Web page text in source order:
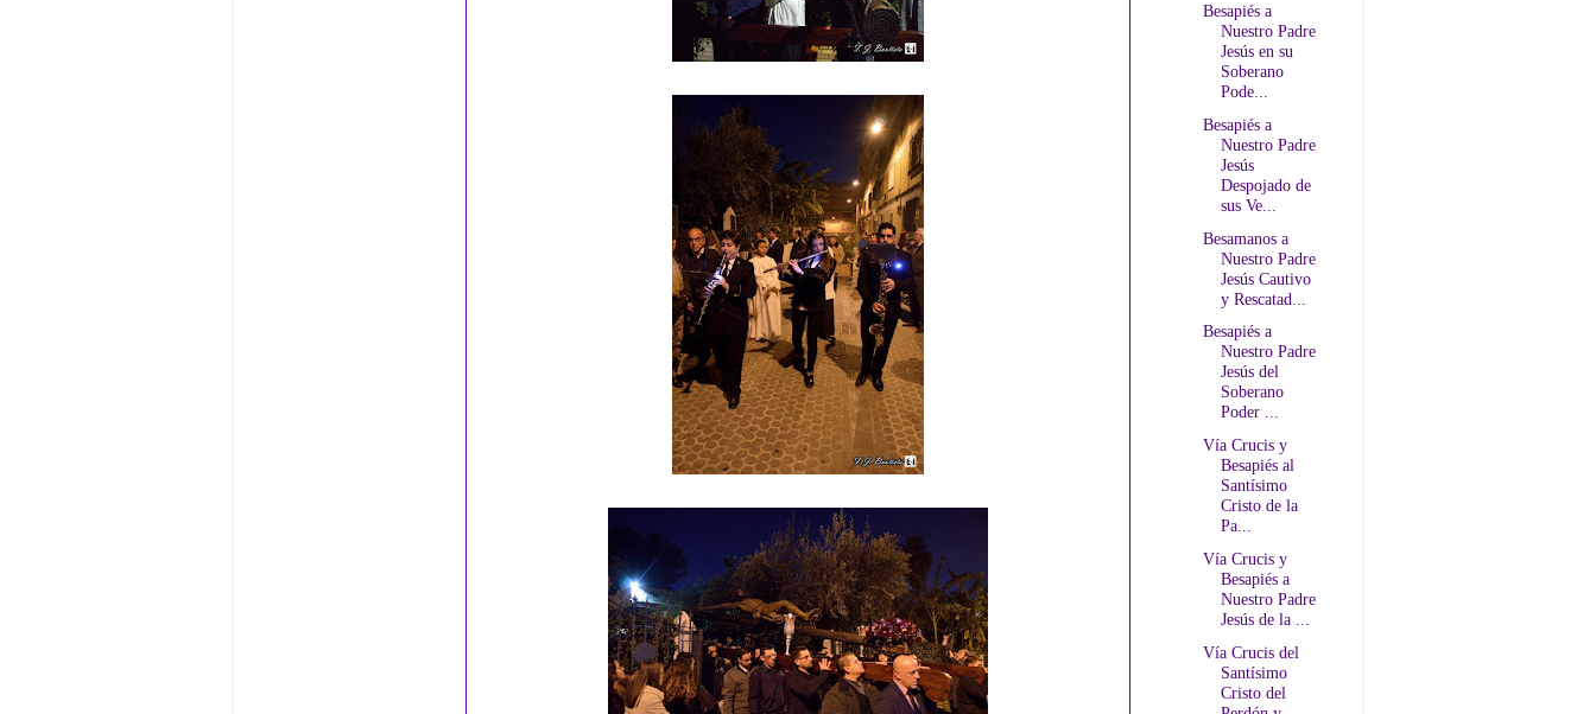
Besapiés a
Nuestro Padre
Jesús en su
Soberano
Pode...
Besapiés a
Nuestro Padre
Jesús
Despojado de
sus Ve...
Besamanos a
Nuestro Padre
Jesús Cautivo
y Rescatad...
Besapiés a
Nuestro Padre
Jesús del
Soberano
Poder ...
Vía Crucis y
Besapiés al
Santísimo
Cristo de la
Pa...
Vía Crucis y
Besapiés a
Nuestro Padre
Jesús de la ...
Vía Crucis del
Santísimo
Cristo del